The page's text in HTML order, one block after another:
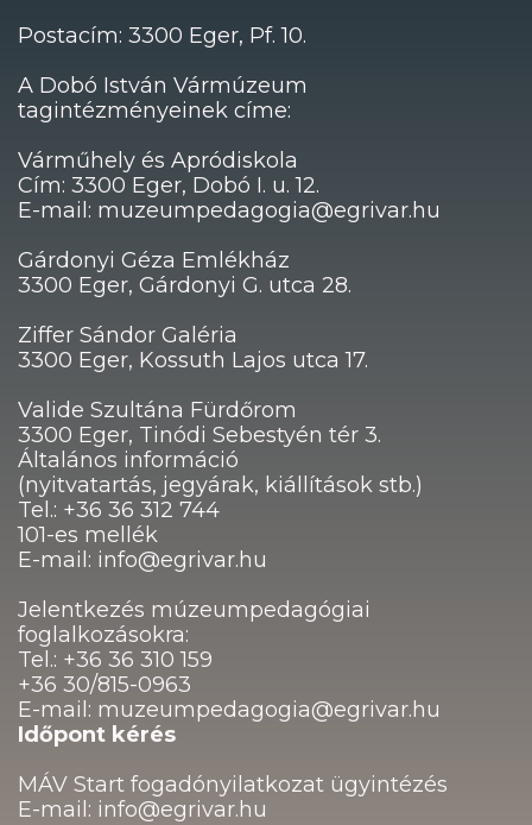
Postacím: 3300 Eger, Pf. 10.
A Dobó István Vármúzeum
tagintézményeinek címe:
Várműhely és Apródiskola
Cím: 3300 Eger, Dobó I. u. 12.
E-mail: muzeumpedagogia@egrivar.hu
Gárdonyi Géza Emlékház
3300 Eger, Gárdonyi G. utca 28.
Ziffer Sándor Galéria
3300 Eger, Kossuth Lajos utca 17.
Valide Szultána Fürdőrom
3300 Eger, Tinódi Sebestyén tér 3.
Általános információ
(nyitvatartás, jegyárak, kiállítások stb.)
Tel.: +36 36 312 744
101-es mellék
E-mail: info@egrivar.hu
Jelentkezés múzeumpedagógiai
foglalkozásokra:
Tel.: +36 36 310 159
+36 30/815-0963
E-mail: muzeumpedagogia@egrivar.hu
Időpont kérés
MÁV Start fogadónyilatkozat ügyintézés
E-mail: info@egrivar.hu